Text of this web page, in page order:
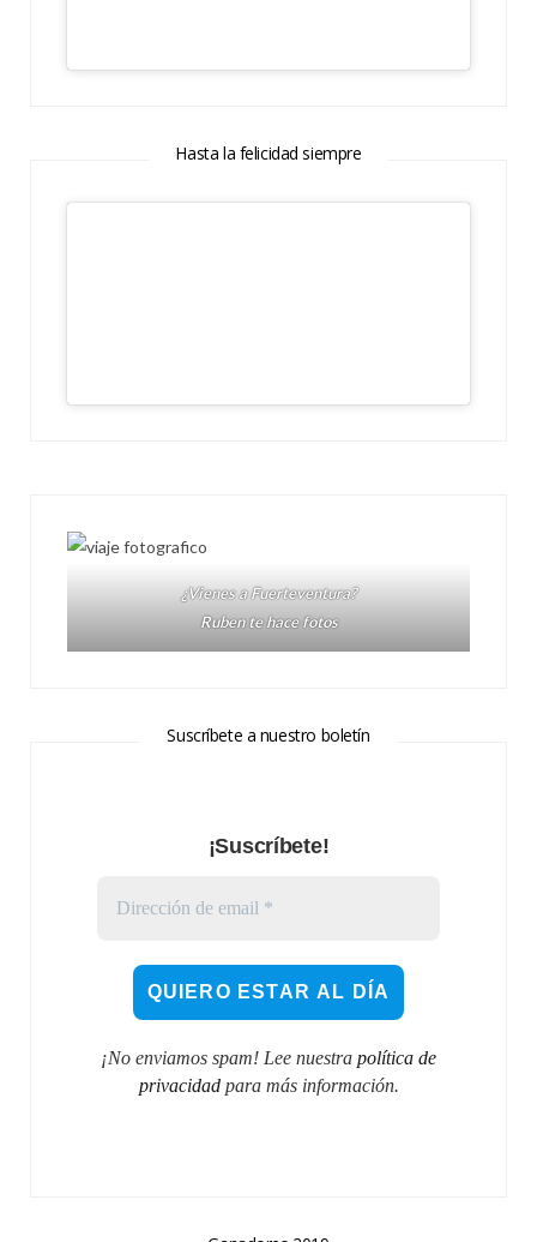
Hasta la felicidad siempre
¿Vienes a Fuerteventura?
Ruben te hace fotos
Suscríbete a nuestro boletín
¡Suscríbete!
¡No enviamos spam! Lee nuestra política de
privacidadpara más información.